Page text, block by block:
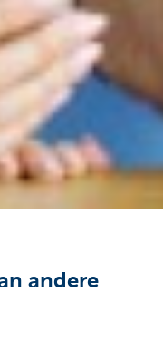
andere